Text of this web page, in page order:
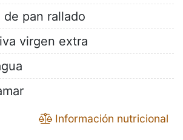
de pan rallado
virgen extra
Información nutricional